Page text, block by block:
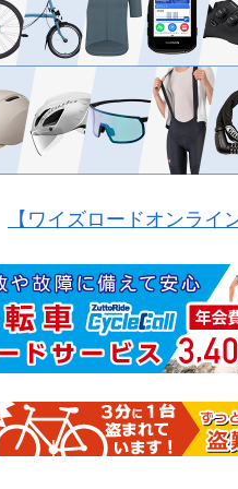
【ワイズロードオンライン